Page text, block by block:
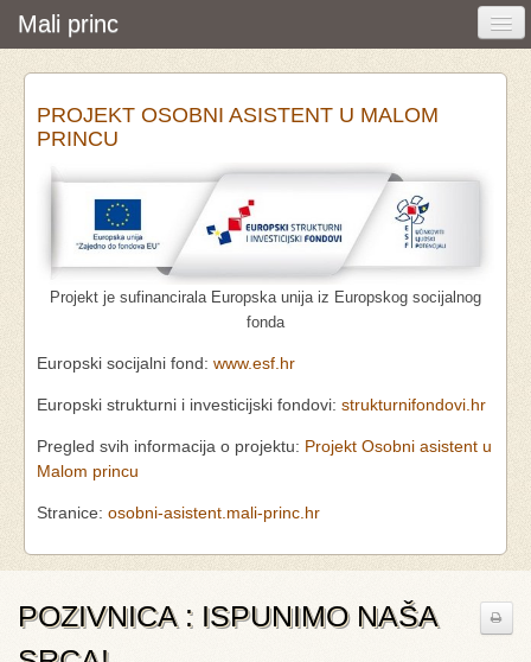
Mali princ
Početna
Vijesti i događanja
Udruga
Pretraživanje
PROJEKT OSOBNI ASISTENT U MALOM
PRINCU
Projekt je sufinancirala Europska unija iz Europskog socijalnog
fonda
Europski socijalni fond: www.esf.hr
Europski strukturni i investicijski fondovi: strukturnifondovi.hr
Pregled svih informacija o projektu: Projekt Osobni asistent u
Malom princu
Stranice: osobni-asistent.mali-princ.hr
POZIVNICA : ISPUNIMO NAŠA